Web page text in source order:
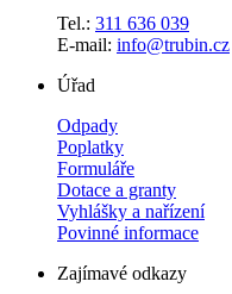
Tel.: 311 636 039
E-mail: info@trubin.cz
Úřad
Odpady
Poplatky
Formuláře
Dotace a granty
Vyhlášky a nařízení
Povinné informace
Zajímavé odkazy